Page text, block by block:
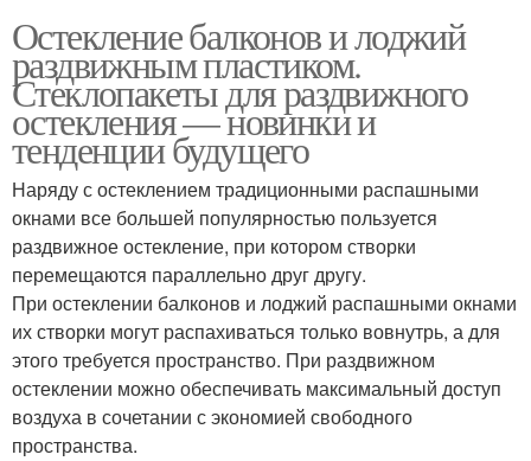
Остекление балконов и лоджий
раздвижным пластиком.
Стеклопакеты для раздвижного
остекления — новинки и
тенденции будущего
Наряду с остеклением традиционными распашными
окнами все большей популярностью пользуется
раздвижное остекление, при котором створки
перемещаются параллельно друг другу.
При остеклении балконов и лоджий распашными окнами
их створки могут распахиваться только вовнутрь, а для
этого требуется пространство. При раздвижном
остеклении можно обеспечивать максимальный доступ
воздуха в сочетании с экономией свободного
пространства.